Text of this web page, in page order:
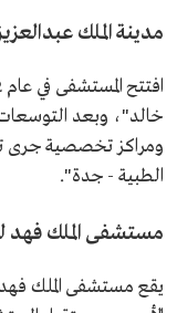
مدينة الملك
خالد"، وبعد
ومراكز تخصصية جرى
الطبية - جدة".
مستشفى الملك فهد
يقع مستشفى الملك